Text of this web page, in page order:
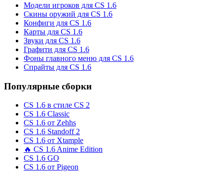
Модели игроков для CS 1.6
Скины оружий для CS 1.6
Конфиги для CS 1.6
Карты для CS 1.6
Звуки для CS 1.6
Графити для CS 1.6
Фоны главного меню для CS 1.6
Спрайты для CS 1.6
Популярные сборки
CS 1.6 в стиле CS 2
CS 1.6 Classic
CS 1.6 от Zehhs
CS 1.6 Standoff 2
CS 1.6 от Xtample
🔥 CS 1.6 Anime Edition
CS 1.6 GO
CS 1.6 от Pigeon